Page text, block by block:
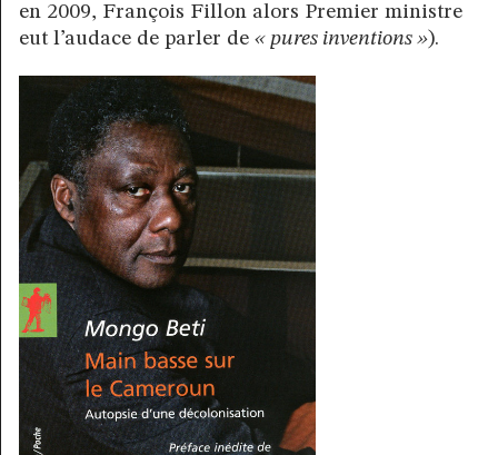
en 2009, François Fillon alors Premier ministre
eut l’audace de parler de « pures inventions »).